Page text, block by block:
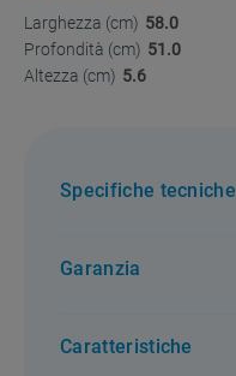
Larghezza (cm) 58.0
Profondità (cm) 51.0
Altezza (cm) 5.6
Specifiche tecniche
Garanzia
Caratteristiche